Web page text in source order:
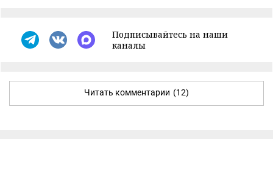
Подписывайтесь на наши
каналы
Читать комментарии (12)